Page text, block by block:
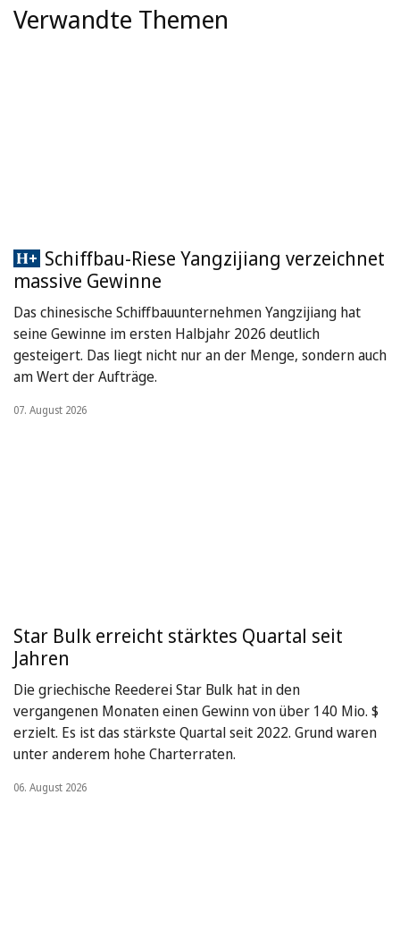
Verwandte Themen
Schiffbau-Riese Yangzijiang verzeichnet
massive Gewinne
Das chinesische Schiffbauunternehmen Yangzijiang hat
seine Gewinne im ersten Halbjahr 2026 deutlich
gesteigert. Das liegt nicht nur an der Menge, sondern auch
am Wert der Aufträge.
07. August 2026
Star Bulk erreicht stärktes Quartal seit
Jahren
Die griechische Reederei Star Bulk hat in den
vergangenen Monaten einen Gewinn von über 140 Mio. $
erzielt. Es ist das stärkste Quartal seit 2022. Grund waren
unter anderem hohe Charterraten.
06. August 2026